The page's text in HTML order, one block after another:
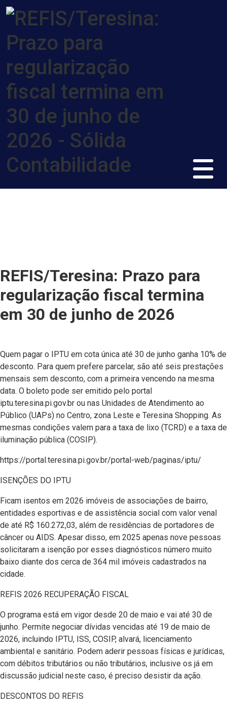
Contabilidade e assessoria
empresarial para empresas e
profissionais liberais.
Quero saber mais!
REFIS/Teresina: Prazo para
regularização fiscal termina
em 30 de junho de 2026
Quem pagar o IPTU em cota única até 30 de junho ganha 10% de
desconto. Para quem prefere parcelar, são até seis prestações
mensais sem desconto, com a primeira vencendo na mesma
data. O boleto pode ser emitido pelo portal
iptu.teresina.pi.gov.br ou nas Unidades de Atendimento ao
Público (UAPs) no Centro, zona Leste e Teresina Shopping. As
mesmas condições valem para a taxa de lixo (TCRD) e a taxa de
iluminação pública (COSIP).
https://portal.teresina.pi.gov.br/portal-web/paginas/iptu/
ISENÇÕES DO IPTU
Ficam isentos em 2026 imóveis de associações de bairro,
entidades esportivas e de assistência social com valor venal
de até R$ 160.272,03, além de residências de portadores de
câncer ou AIDS. Apesar disso, em 2025 apenas nove pessoas
solicitaram a isenção por esses diagnósticos número muito
baixo diante dos cerca de 364 mil imóveis cadastrados na
cidade.
REFIS 2026 RECUPERAÇÃO FISCAL
O programa está em vigor desde 20 de maio e vai até 30 de
junho. Permite negociar dívidas vencidas até 19 de maio de
2026, incluindo IPTU, ISS, COSIP, alvará, licenciamento
ambiental e sanitário. Podem aderir pessoas físicas e jurídicas,
com débitos tributários ou não tributários, inclusive os já em
discussão judicial neste caso, é preciso desistir da ação.
DESCONTOS DO REFIS